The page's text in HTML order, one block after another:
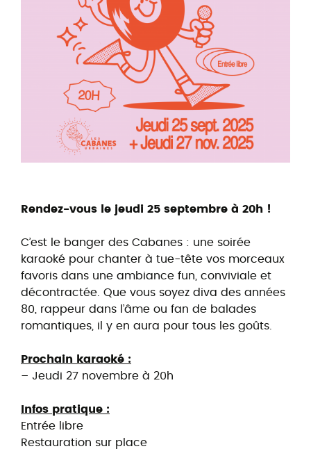
Rendez-vous le jeudi 25 septembre à 20h !
C’est le banger des Cabanes : une soirée
karaoké pour chanter à tue-tête vos morceaux
favoris dans une ambiance fun, conviviale et
décontractée. Que vous soyez diva des années
80, rappeur dans l’âme ou fan de balades
romantiques, il y en aura pour tous les goûts.
Prochain karaoké :
– Jeudi 27 novembre à 20h
Infos pratique :
Entrée libre
Restauration sur place